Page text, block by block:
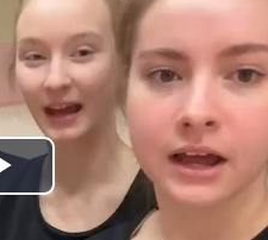
Play